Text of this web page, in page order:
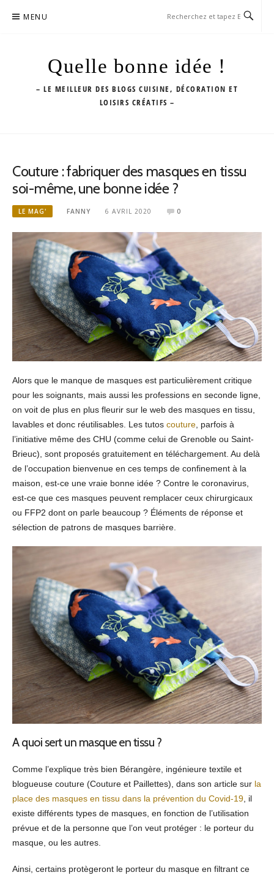
MENU
Quelle bonne idée !
– LE MEILLEUR DES BLOGS CUISINE, DÉCORATION ET
LOISIRS CRÉATIFS –
Couture : fabriquer des masques en tissu
soi-même, une bonne idée ?
LE MAG' FANNY 6 AVRIL 2020 0
Alors que le manque de masques est particulièrement critique
pour les soignants, mais aussi les professions en seconde ligne,
on voit de plus en plus fleurir sur le web des masques en tissu,
lavables et donc réutilisables. Les tutos couture , parfois à
l’initiative même des CHU (comme celui de Grenoble ou Saint-
Brieuc), sont proposés gratuitement en téléchargement. Au delà
de l’occupation bienvenue en ces temps de confinement à la
maison, est-ce une vraie bonne idée ? Contre le coronavirus,
est-ce que ces masques peuvent remplacer ceux chirurgicaux
ou FFP2 dont on parle beaucoup ? Éléments de réponse et
sélection de patrons de masques barrière.
A quoi sert un masque en tissu ?
Comme l’explique très bien Bérangère, ingénieure textile et
blogueuse couture (Couture et Paillettes), dans son article sur la
place des masques en tissu dans la prévention du Covid-19 , il
existe différents types de masques, en fonction de l’utilisation
prévue et de la personne que l’on veut protéger : le porteur du
masque, ou les autres.
Ainsi, certains protègeront le porteur du masque en filtrant ce